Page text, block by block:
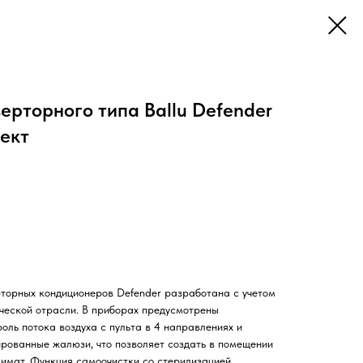
типа Ballu Defender
кондиционеров Defender разработана с учетом
отрасли. В приборах предусмотрены
потока воздуха с пульта в 4 направлениях и
жалюзи, что позволяет создать в помещении